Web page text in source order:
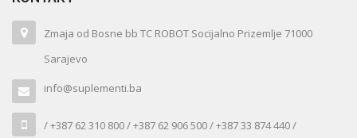
Zmaja od Bosne bb TC ROBOT Socijalno Prizemlje 71000
Sarajevo
info@suplementi.ba
/ +387 62 310 800 / +387 62 906 500 / +387 33 874 440 /